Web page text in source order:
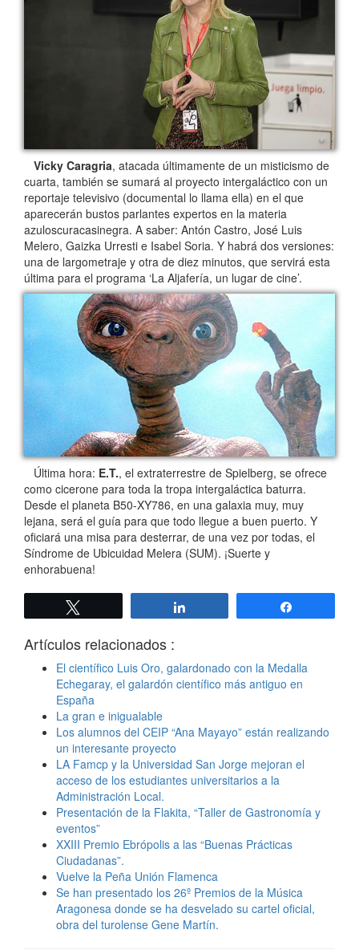
Vicky Caragria, atacada últimamente de un misticismo de
cuarta, también se sumará al proyecto intergaláctico con un
reportaje televisivo (documental lo llama ella) en el que
aparecerán bustos parlantes expertos en la materia
azuloscuracasinegra. A saber: Antón Castro, José Luis
Melero, Gaizka Urresti e Isabel Soria. Y habrá dos versiones:
una de largometraje y otra de diez minutos, que servirá esta
última para el programa ‘La Aljafería, un lugar de cine’.
Última hora: E.T., el extraterrestre de Spielberg, se ofrece
como cicerone para toda la tropa intergaláctica baturra.
Desde el planeta B50-XY786, en una galaxia muy, muy
lejana, será el guía para que todo llegue a buen puerto. Y
oficiará una misa para desterrar, de una vez por todas, el
Síndrome de Ubicuidad Melera (SUM). ¡Suerte y
enhorabuena!
Artículos relacionados :
El científico Luis Oro, galardonado con la Medalla
Echegaray, el galardón científico más antiguo en
España
La gran e inigualable
Los alumnos del CEIP “Ana Mayayo” están realizando
un interesante proyecto
LA Famcp y la Universidad San Jorge mejoran el
acceso de los estudiantes universitarios a la
Administración Local.
Presentación de la Flakita, “Taller de Gastronomía y
eventos”
XXIII Premio Ebrópolis a las “Buenas Prácticas
Ciudadanas”.
Vuelve la Peña Unión Flamenca
Se han presentado los 26º Premios de la Música
Aragonesa donde se ha desvelado su cartel oficial,
obra del turolense Gene Martín.